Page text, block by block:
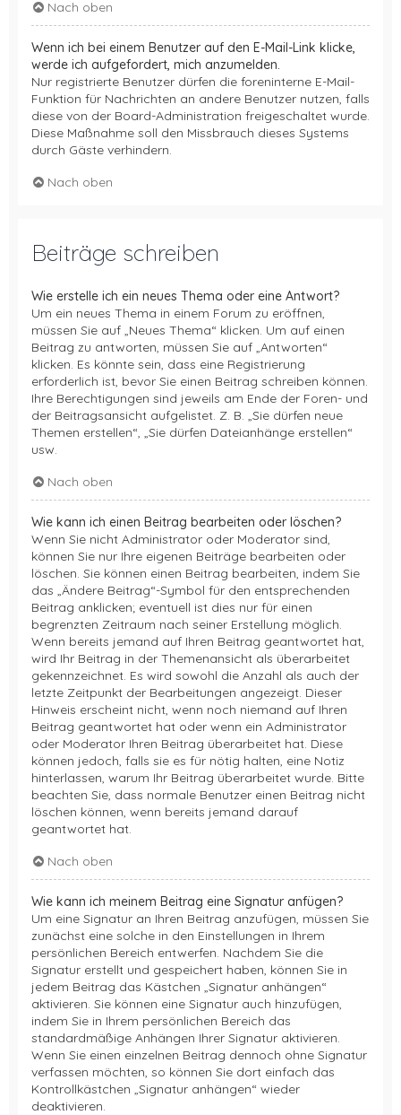
Nach oben
Wenn ich bei einem Benutzer auf den E-Mail-Link klicke,
werde ich aufgefordert, mich anzumelden.
Nur registrierte Benutzer dürfen die foreninterne E-Mail-
Funktion für Nachrichten an andere Benutzer nutzen, falls
diese von der Board-Administration freigeschaltet wurde.
Diese Maßnahme soll den Missbrauch dieses Systems
durch Gäste verhindern.
Nach oben
Beiträge schreiben
Wie erstelle ich ein neues Thema oder eine Antwort?
Um ein neues Thema in einem Forum zu eröffnen,
müssen Sie auf „Neues Thema“ klicken. Um auf einen
Beitrag zu antworten, müssen Sie auf „Antworten“
klicken. Es könnte sein, dass eine Registrierung
erforderlich ist, bevor Sie einen Beitrag schreiben können.
Ihre Berechtigungen sind jeweils am Ende der Foren- und
der Beitragsansicht aufgelistet. Z. B. „Sie dürfen neue
Themen erstellen“, „Sie dürfen Dateianhänge erstellen“
usw.
Nach oben
Wie kann ich einen Beitrag bearbeiten oder löschen?
Wenn Sie nicht Administrator oder Moderator sind,
können Sie nur Ihre eigenen Beiträge bearbeiten oder
löschen. Sie können einen Beitrag bearbeiten, indem Sie
das „Ändere Beitrag“-Symbol für den entsprechenden
Beitrag anklicken; eventuell ist dies nur für einen
begrenzten Zeitraum nach seiner Erstellung möglich.
Wenn bereits jemand auf Ihren Beitrag geantwortet hat,
wird Ihr Beitrag in der Themenansicht als überarbeitet
gekennzeichnet. Es wird sowohl die Anzahl als auch der
letzte Zeitpunkt der Bearbeitungen angezeigt. Dieser
Hinweis erscheint nicht, wenn noch niemand auf Ihren
Beitrag geantwortet hat oder wenn ein Administrator
oder Moderator Ihren Beitrag überarbeitet hat. Diese
können jedoch, falls sie es für nötig halten, eine Notiz
hinterlassen, warum Ihr Beitrag überarbeitet wurde. Bitte
beachten Sie, dass normale Benutzer einen Beitrag nicht
löschen können, wenn bereits jemand darauf
geantwortet hat.
Nach oben
Wie kann ich meinem Beitrag eine Signatur anfügen?
Um eine Signatur an Ihren Beitrag anzufügen, müssen Sie
zunächst eine solche in den Einstellungen in Ihrem
persönlichen Bereich entwerfen. Nachdem Sie die
Signatur erstellt und gespeichert haben, können Sie in
jedem Beitrag das Kästchen „Signatur anhängen“
aktivieren. Sie können eine Signatur auch hinzufügen,
indem Sie in Ihrem persönlichen Bereich das
standardmäßige Anhängen Ihrer Signatur aktivieren.
Wenn Sie einen einzelnen Beitrag dennoch ohne Signatur
verfassen möchten, so können Sie dort einfach das
Kontrollkästchen „Signatur anhängen“ wieder
deaktivieren.